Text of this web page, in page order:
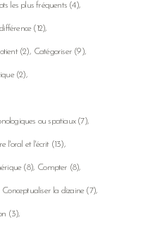
les plus fréquents (4)
(12)
(2) Catégoriser (9)
(2)
ou spatiaux(7)
l'oral et l'écrit(13)
(8) Compter (8)
Conceptualiser la dizaine(7)
(3)